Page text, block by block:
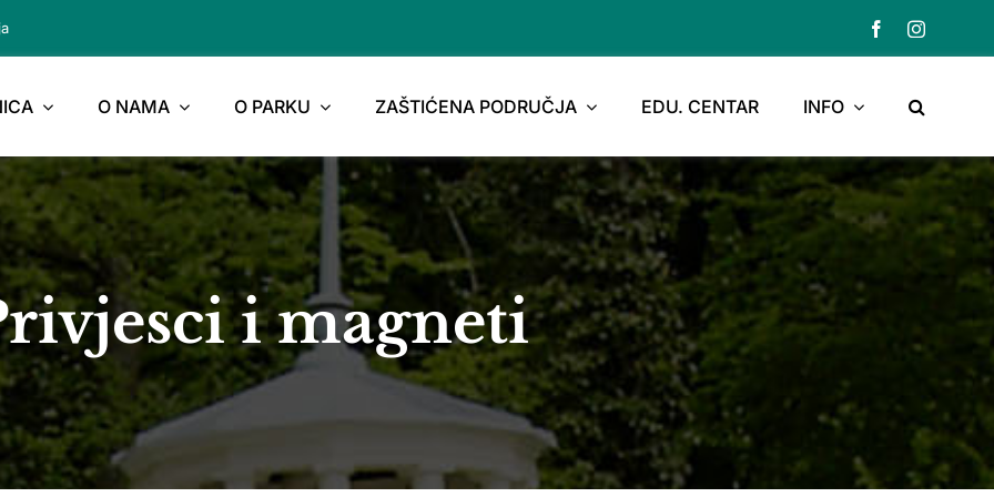
O NAMA O PARKU ZAŠTIĆENA PODRUČJA EDU. CENTAR INFO
i magneti